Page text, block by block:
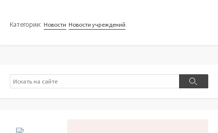
Категории: Новости Новости учреждений
Поиск
Поиск